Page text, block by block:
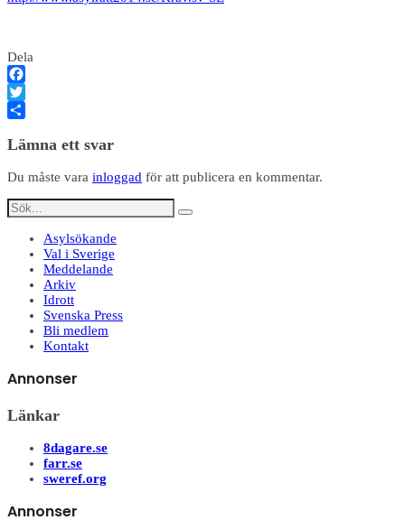
Dela
Facebook
Twitter
Lämna ett svar
Du måste vara inloggad för att publicera en kommentar.
Asylsökande
Val i Sverige
Meddelande
Arkiv
Idrott
Svenska Press
Bli medlem
Kontakt
Annonser
Länkar
8dagare.se
farr.se
sweref.org
Annonser